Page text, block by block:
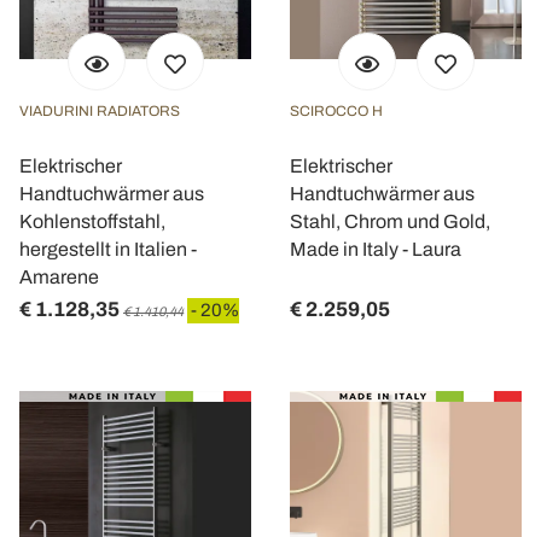
VIADURINI RADIATORS
Elektrischer
Handtuchwärmer aus
Kohlenstoffstahl,
hergestellt in Italien -
Amarene
€ 1.128,35 € 1.410,44 - 20%
SCIROCCO H
Elektrischer
Handtuchwärmer aus
Stahl, Chrom und Gold,
Made in Italy - Laura
€ 2.259,05